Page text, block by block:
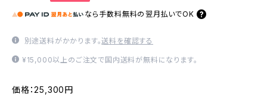
なら 手数料無料の 翌月払いでOK
別途送料がかかります。送料を確認する
¥15,000以上のご注文で国内送料が無料になります。
価格：25,300円